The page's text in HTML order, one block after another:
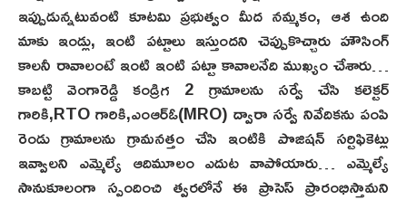
ఇప్పుడున్నటువంటి కూటమి ప్రభుత్వం మీద నమ్మకం, ఆశ ఉంది
మాకు ఇండ్లు, ఇంటి పట్టాలు ఇస్తుందని చెప్పుకొచ్చారు హౌసింగ్
కాలనీ రావాలంటే ఇంటి ఇంటి పట్టా కావాలనేది ముఖ్యం చేశారు…
కాబట్టి వెంగారెడ్డి కండ్రిగ 2 గ్రామాలను సర్వే చేసి కలెక్టర్
గారికి,RTO గారికి,ఎంఆర్ఓ(MRO) ద్వారా సర్వే నివేదికను పంపి
రెండు గ్రామాలను గ్రామనత్తం చేసి ఇంటికి పొజిషన్ సర్టిఫికెట్లు
ఇవ్వాలని ఎమ్మెల్యే ఆదిమూలం ఎదుట వాపోయారు… ఎమ్మెల్యే
సానుకూలంగా స్పందించి త్వరలోనే ఈ ప్రాసెస్ ప్రారంభిస్తామని